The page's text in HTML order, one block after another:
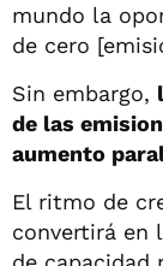
mundo la
de cero
Sin embargo,
de las
aumento
El ritmo de
convertirá en